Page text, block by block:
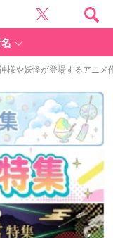
様や妖怪が登場するアニメ